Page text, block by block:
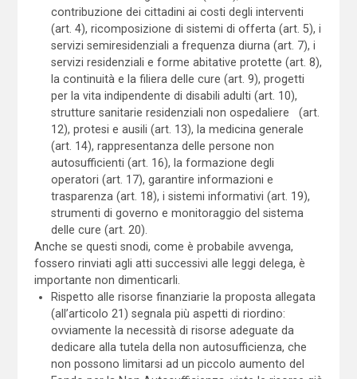
contribuzione dei cittadini ai costi degli interventi
(art. 4), ricomposizione di sistemi di offerta (art. 5), i
servizi semiresidenziali a frequenza diurna (art. 7), i
servizi residenziali e forme abitative protette (art. 8),
la continuità e la filiera delle cure (art. 9), progetti
per la vita indipendente di disabili adulti (art. 10),
strutture sanitarie residenziali non ospedaliere (art.
12), protesi e ausili (art. 13), la medicina generale
(art. 14), rappresentanza delle persone non
autosufficienti (art. 16), la formazione degli
operatori (art. 17), garantire informazioni e
trasparenza (art. 18), i sistemi informativi (art. 19),
strumenti di governo e monitoraggio del sistema
delle cure (art. 20).
Anche se questi snodi, come è probabile avvenga,
fossero rinviati agli atti successivi alle leggi delega, è
importante non dimenticarli.
Rispetto alle risorse finanziarie la proposta allegata
(all’articolo 21) segnala più aspetti di riordino:
ovviamente la necessità di risorse adeguate da
dedicare alla tutela della non autosufficienza, che
non possono limitarsi ad un piccolo aumento del